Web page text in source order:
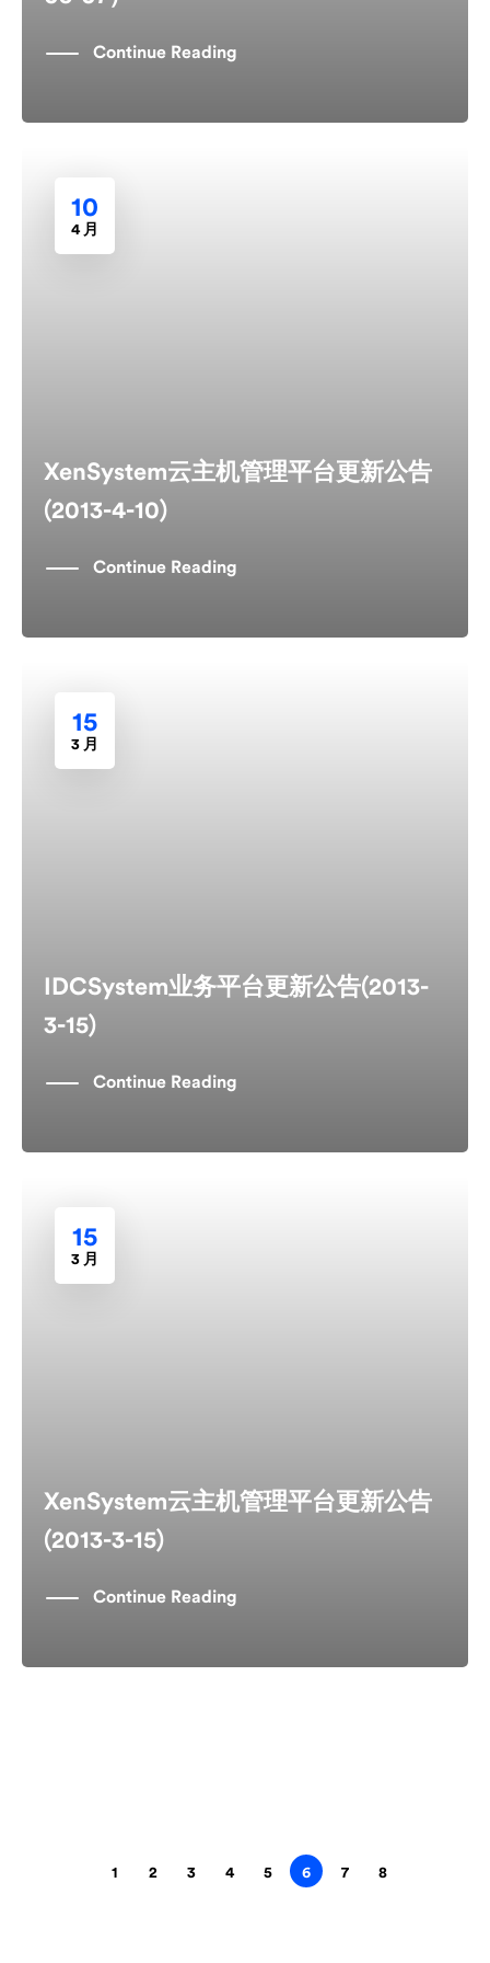
Continue Reading
10
4 月
XenSystem云主机管理平台更新公告
(2013-4-10)
Continue Reading
15
3 月
IDCSystem业务平台更新公告(2013-
3-15)
Continue Reading
15
3 月
XenSystem云主机管理平台更新公告
(2013-3-15)
Continue Reading
1 2 3 4 5 6 7 8